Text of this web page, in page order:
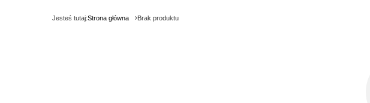
Jesteś tutaj:Strona główna Brak produktu